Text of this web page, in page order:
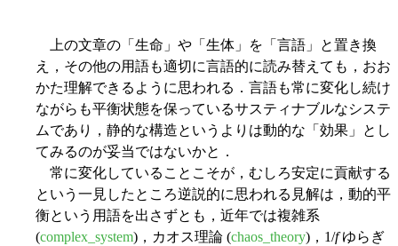
上の文章の「生命」や「生体」を「言語」と置き換
え，その他の用語も適切に言語的に読み替えても，おお
かた理解できるように思われる．言語も常に変化し続け
ながらも平衡状態を保っているサスティナブルなシステ
ムであり，静的な構造というよりは動的な「効果」とし
てみるのが妥当ではないかと．
常に変化していることこそが，むしろ安定に貢献する
という一見したところ逆説的に思われる見解は，動的平
衡という用語を出さずとも，近年では複雑系
(complex_system)，カオス理論 (chaos_theory)，1/fゆらぎ